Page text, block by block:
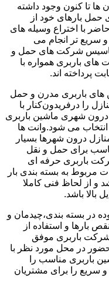
ها تا کنون وجود داشته
حمل بارهای خود از
با اختراع وسیله های
سریع تر انجام می
تاسیس شرکت های حمل و
باربری همواره با
پرداخته اند.
های باربری مدرن و حمل
را درفریدون‌کنار با
درون شهری ماشین باربری
می شود.وانت ها
درون شهرها بسیار
برای حمل و نقل
باربری حرفه ای
مربوط به بسته بندی بار
و از لحاظ فنی کاملا
بالا باشد.
در بسته بندی،چیدمان و
بارها و استفاده از
شرکت باربری موفق
در محل مورد نظر با
باربری مناسب را
سریع را برای مشتریان